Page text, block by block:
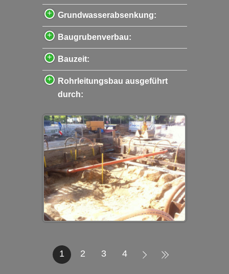
Grundwasserabsenkung:
Baugrubenverbau:
Bauzeit:
Rohrleitungsbau ausgeführt
durch:
1 2 3 4